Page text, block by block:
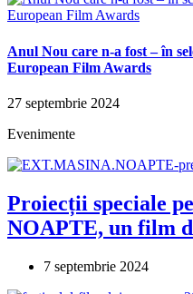
Anul Nou care n-a fost – în
European Film Awards
27 septembrie 2024
Evenimente
Proiecții speciale
NOAPTE, un film
7 septembrie 2024